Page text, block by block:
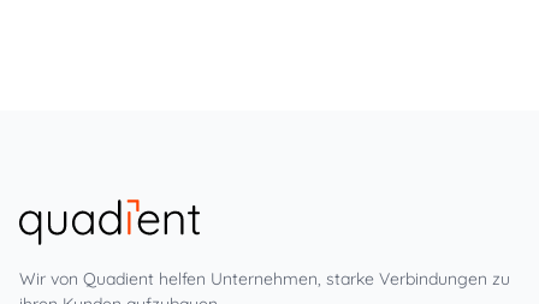
Wir von Quadient helfen Unternehmen, starke Verbindungen zu